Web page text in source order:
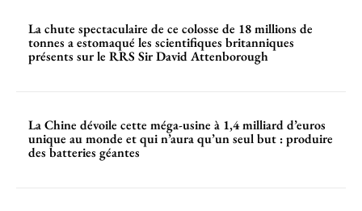
La chute spectaculaire de ce colosse de 18 millions de
tonnes a estomaqué les scientifiques britanniques
présents sur le RRS Sir David Attenborough
La Chine dévoile cette méga-usine à 1,4 milliard d’euros
unique au monde et qui n’aura qu’un seul but : produire
des batteries géantes